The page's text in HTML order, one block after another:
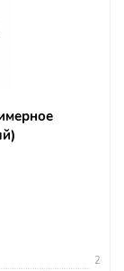
2